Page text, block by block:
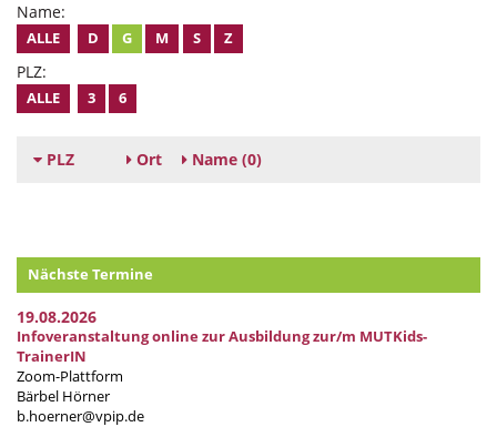
Name:
ALLE D G M S Z
PLZ:
ALLE 3 6
PLZ Ort Name (0)
Nächste Termine
19.08.2026
Infoveranstaltung online zur Ausbildung zur/m MUTKids-
TrainerIN
Zoom-Plattform
Bärbel Hörner
b.hoerner@vpip.de